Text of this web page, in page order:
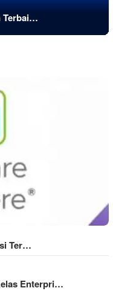
Terbai…
Ter…
Enterpri…